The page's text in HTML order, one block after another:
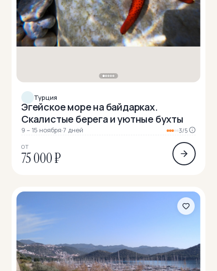
Турция
Эгейское море на байдарках.
Скалистые берега и уютные бухты
9 – 15 ноября·7 дней 3/5
ОТ
75 000 ₽